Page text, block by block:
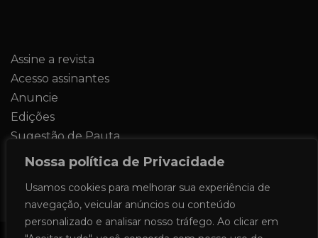
Nossa política de Privacidade
Usamos cookies para melhorar sua experiência de
navegação, veicular anúncios ou conteúdo
personalizado e analisar nosso tráfego. Ao clicar em
Assine a revista
Acesso assinantes
Anuncie
Edições
Sugestão de Pauta
Contato